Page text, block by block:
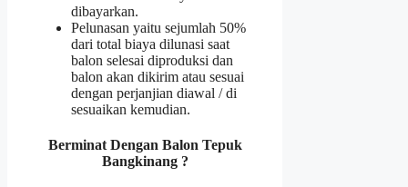
dibayarkan.
Pelunasan yaitu sejumlah 50%
dari total biaya dilunasi saat
balon selesai diproduksi dan
balon akan dikirim atau sesuai
dengan perjanjian diawal / di
sesuaikan kemudian.
Berminat Dengan Balon Tepuk
Bangkinang ?